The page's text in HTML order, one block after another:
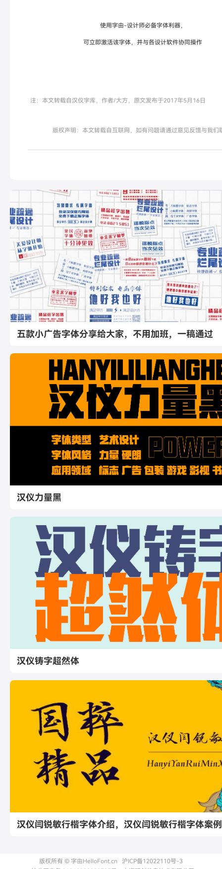
使用字由-设计师必备字体利器，
可立即激活该字体，并与各设计软件协同操作
注：本文转载自汉仪字库，作者/大方，原文发布于2017年5月16日
版权声明：本文转载自互联网，如有问题请通过意见反馈与我们
五款小广告字体分享给大家，不用加班，一稿通过
汉仪力量黑
汉仪铸字超然体
汉仪闫锐敏行楷字体介绍，汉仪闫锐敏行楷字体案
版权所有 © 字由HelloFont.cn
沪ICP备12022110号-3